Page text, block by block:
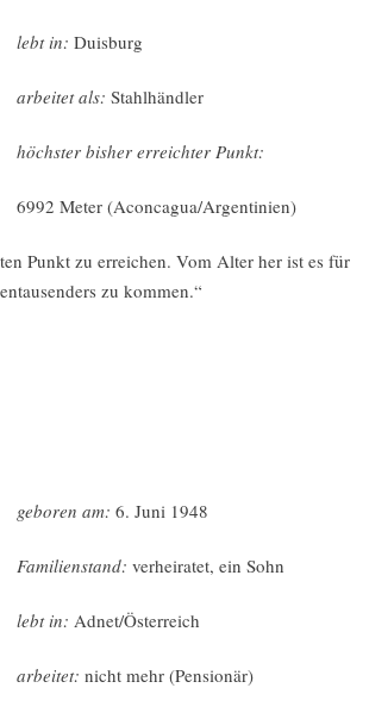
lebt in: Duisburg
arbeitet als: Stahlhändler
höchster bisher erreichter Punkt:
6992 Meter (Aconcagua/Argentinien)
Punkt zu erreichen. Vom Alter her ist es für
zu kommen.“
geboren am: 6. Juni 1948
Familienstand: verheiratet, ein Sohn
lebt in: Adnet/Österreich
arbeitet: nicht mehr (Pensionär)